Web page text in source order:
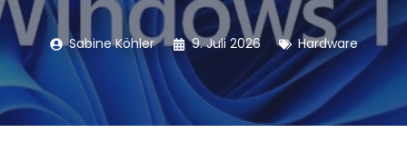
Sabine Köhler 9. Juli 2026 Hardware